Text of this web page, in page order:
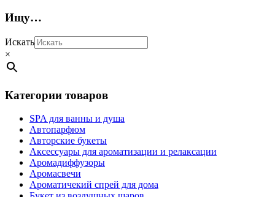
Ищу…
Искать
×
Категории товаров
SPA для ванны и душа
Автопарфюм
Авторские букеты
Аксессуары для ароматизации и релаксации
Аромадиффузоры
Аромасвечи
Ароматичекий спрей для дома